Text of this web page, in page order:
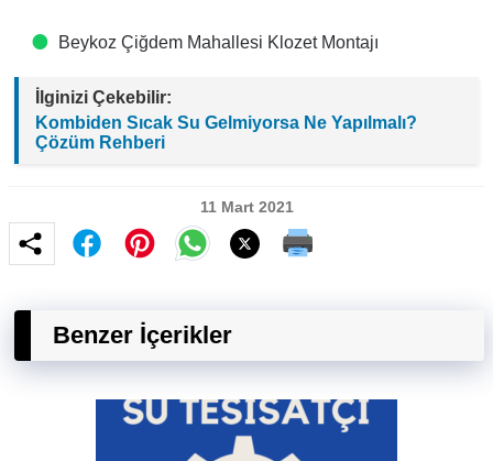
Beykoz Çiğdem Mahallesi Klozet Montajı
İlginizi Çekebilir:
Kombiden Sıcak Su Gelmiyorsa Ne Yapılmalı?
Çözüm Rehberi
11 Mart 2021
Benzer İçerikler